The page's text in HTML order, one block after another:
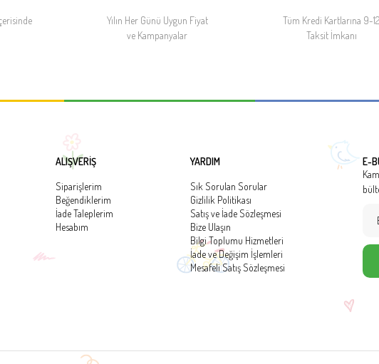
Yılın Her Günü Uygun Fiyat
ve Kampanyalar
Tüm Kredi Kartlarına 9-12
Taksit İmkanı
ALIŞVERİŞ
Siparişlerim
Beğendiklerim
İade Taleplerim
Hesabım
YARDIM
Sık Sorulan Sorular
Gizlilik Politikası
Satış ve İade Sözleşmesi
Bize Ulaşın
Bilgi Toplumu Hizmetleri
İade ve Değişim İşlemleri
Mesafeli Satış Sözleşmesi
E-